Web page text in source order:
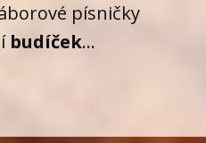
písničky
budíček...